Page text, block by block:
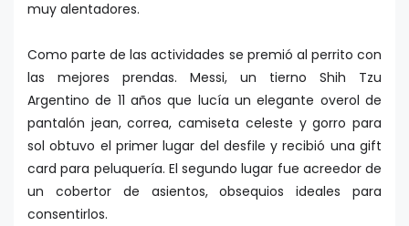
muy alentadores.
Como parte de las actividades se premió al perrito con
las mejores prendas. Messi, un tierno Shih Tzu
Argentino de 11 años que lucía un elegante overol de
pantalón jean, correa, camiseta celeste y gorro para
sol obtuvo el primer lugar del desfile y recibió una gift
card para peluquería. El segundo lugar fue acreedor de
un cobertor de asientos, obsequios ideales para
consentirlos.